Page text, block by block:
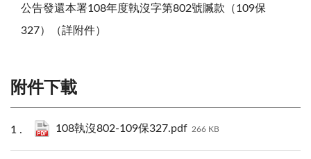
公告發還本署108年度執沒字第802號贓款（109保
327）（詳附件）
附件下載
108執沒802-109保327.pdf 266 KB